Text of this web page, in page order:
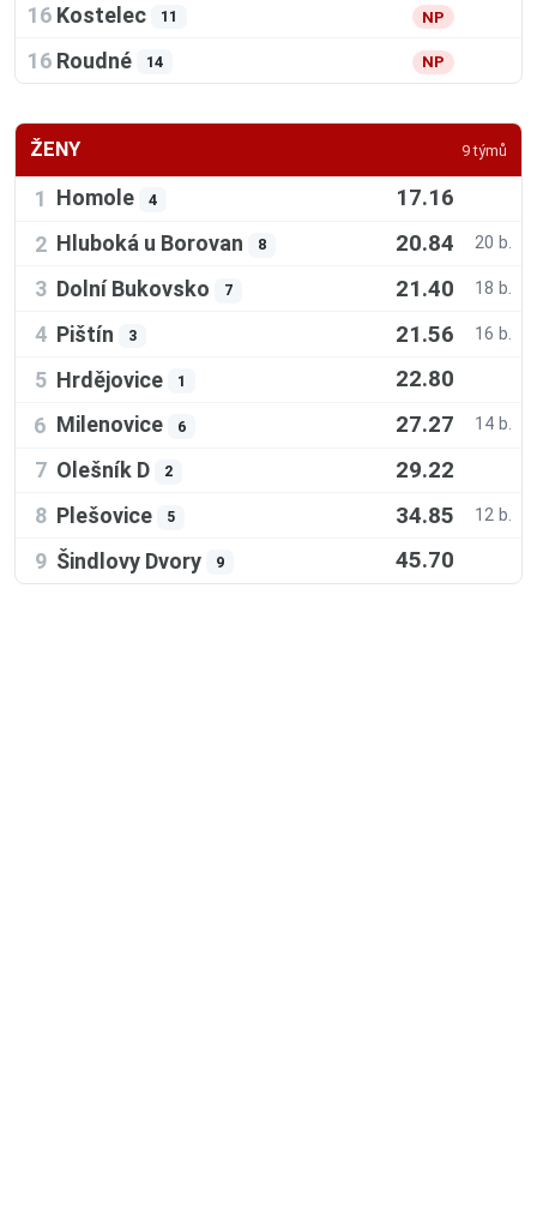
16 Kostelec 11 NP
16 Roudné 14 NP
ŽENY 9 týmů
1 Homole 4 17.16
2 Hluboká u Borovan 8 20.84 20 b.
3 Dolní Bukovsko 7 21.40 18 b.
4 Pištín 3 21.56 16 b.
5 Hrdějovice 1 22.80
6 Milenovice 6 27.27 14 b.
7 Olešník D 2 29.22
8 Plešovice 5 34.85 12 b.
9 Šindlovy Dvory 9 45.70